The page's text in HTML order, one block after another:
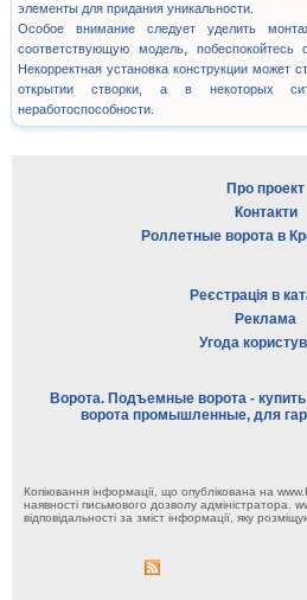
элементы для придания уникальности.
Особое внимание следует уделить
соответствующую модель, побеспокойтесь
Некорректная установка конструкции может
открытии створки, а в некоторых
неработоспособности.
Про проект
Контакти
Роллетные ворота в
Реєстрація в
Реклама
Угода
Ворота. Подъемные ворота -
ворота промышленные, для
Копіювання інформації, що опублікована на
наявності письмового дозволу адміністратора.
відповідальності за зміст інформації, яку